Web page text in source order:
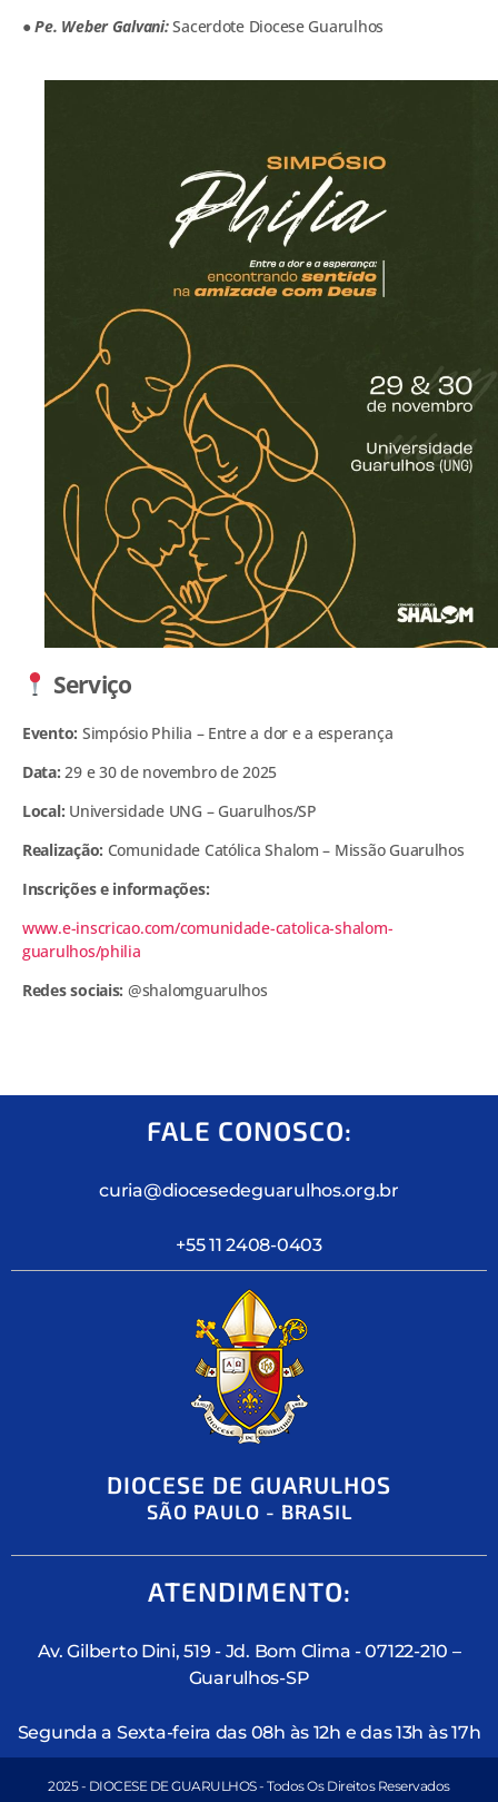
● Pe. Weber Galvani:Sacerdote Diocese Guarulhos
Serviço
Evento: Simpósio Philia – Entre a dor e a esperança
Data: 29 e 30 de novembro de 2025
Local: Universidade UNG – Guarulhos/SP
Realização: Comunidade Católica Shalom – Missão Guarulhos
Inscrições e informações:
www.e-inscricao.com/comunidade-catolica-shalom-
guarulhos/philia
Redes sociais: @shalomguarulhos
FALE CONOSCO:
curia@diocesedeguarulhos.org.br
+55 11 2408-0403
DIOCESE DE GUARULHOS
SÃO PAULO - BRASIL
ATENDIMENTO:
Av. Gilberto Dini, 519 - Jd. Bom Clima - 07122-210 –
Guarulhos-SP
Segunda a Sexta-feira das 08h às 12h e das 13h às 17h
2025 - DIOCESE DE GUARULHOS - Todos Os Direitos Reservados